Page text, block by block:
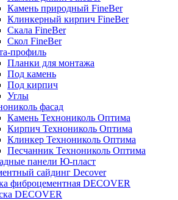
Камень природный FineBer
Клинкерный кирпич FineBer
Скала FineBer
Скол FineBer
профиль
Планки для монтажа
Под камень
Под кирпич
Углы
фасад
Камень Технониколь Оптима
Кирпич Технониколь Оптима
Клинкер Технониколь Оптима
Песчанник Технониколь Оптима
панели Ю-пласт
сайдинг Decover
фиброцементная DECOVER
DECOVER